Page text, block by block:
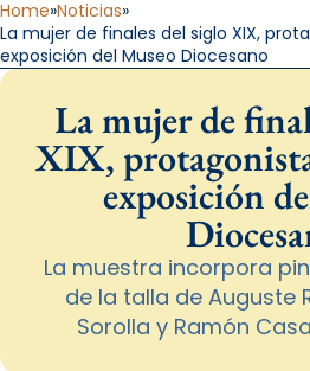
Home Noticias
La mujer de finales del siglo XIX,
exposición del Museo Diocesano
La mujer de
XIX,
exposición
La muestra incorpora
de la talla de Auguste
Sorolla y Ramón